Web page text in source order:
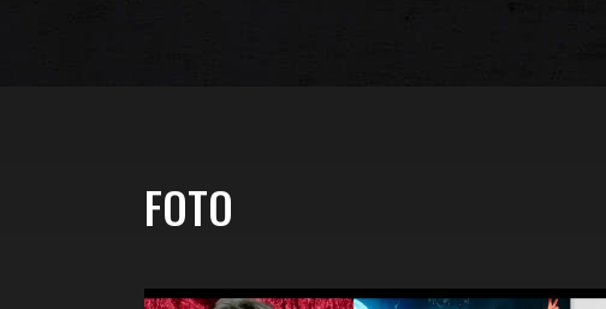
FOTO